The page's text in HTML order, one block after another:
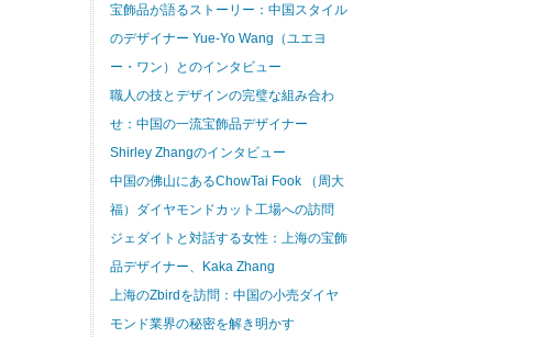
宝飾品が語るストーリー：中国スタイル
のデザイナー Yue-Yo Wang（ユエヨ
ー・ワン）とのインタビュー
職人の技とデザインの完璧な組み合わ
せ：中国の一流宝飾品デザイナー
Shirley Zhangのインタビュー
中国の佛山にあるChowTai Fook （周大
福）ダイヤモンドカット工場への訪問
ジェダイトと対話する女性：上海の宝飾
品デザイナー、Kaka Zhang
上海のZbirdを訪問：中国の小売ダイヤ
モンド業界の秘密を解き明かす